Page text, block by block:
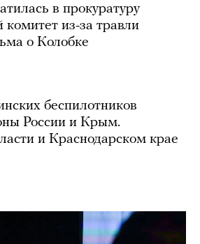
в прокуратуру
из-за травли
о Колобке
беспилотников
России и Крым.
и Краснодарском крае